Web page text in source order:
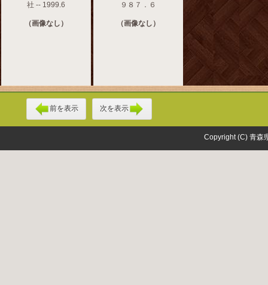
社 -- 1999.6
（画像なし）
９８７．６
（画像なし）
前を表示 次を表示
Copyright (C) 青森